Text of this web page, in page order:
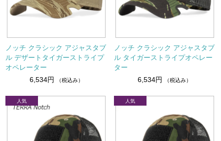
ノッチ クラシック アジャスタブ
ル デザートタイガーストライプ
オペレーター
6,534円
（税込み）
ノッチ クラシック アジャスタブ
ル タイガーストライプオペレー
ター
6,534円
（税込み）